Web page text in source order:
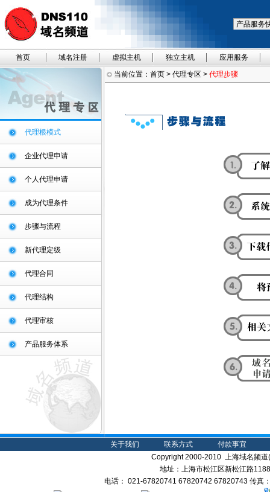
首页 域名注册 虚拟主机 独立主机 应用服务
代理根模式
企业代理申请
个人代理申请
成为代理条件
步骤与流程
新代理定级
代理合同
代理结构
代理审核
产品服务体系
当前位置： 首页 > 代理专区 > 代理步骤
关于我们 联系方式
付款事宜
Copyright 2000-2010 上海域名频
地址：上海市松江区新松江路
电话： 021-67820741 67820742 67820743 传真